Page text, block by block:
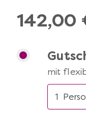
142,00
mit